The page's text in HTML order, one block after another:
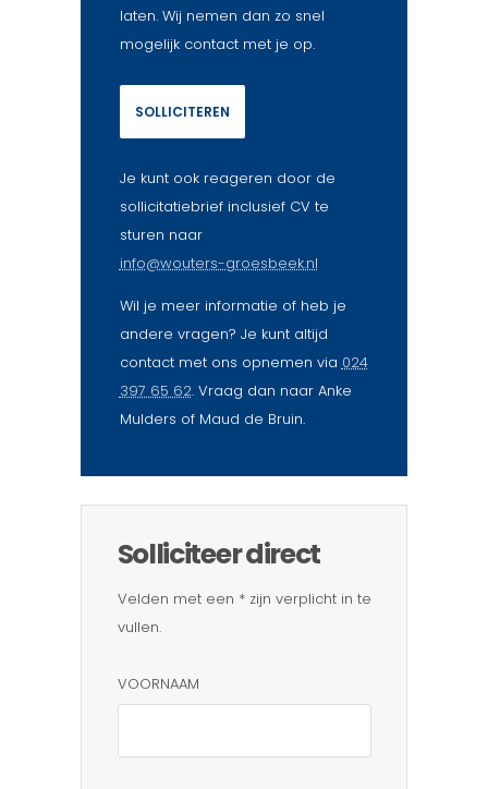
laten. Wij nemen dan zo snel
mogelijk contact met je op.
SOLLICITEREN
Je kunt ook reageren door de
sollicitatiebrief inclusief CV te
sturen naar
info@wouters-groesbeek.nl
Wil je meer informatie of heb je
andere vragen? Je kunt altijd
contact met ons opnemen via 024
397 65 62. Vraag dan naar Anke
Mulders of Maud de Bruin.
Solliciteer direct
Velden met een * zijn verplicht in te
vullen.
VOORNAAM